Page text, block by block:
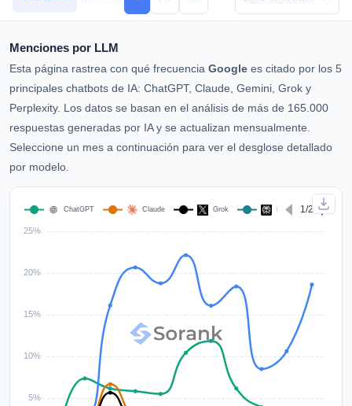
Menciones por LLM
Esta página rastrea con qué frecuencia Google es citado por los 5
principales chatbots de IA: ChatGPT, Claude, Gemini, Grok y
Perplexity. Los datos se basan en el análisis de más de 165.000
respuestas generadas por IA y se actualizan mensualmente.
Seleccione un mes a continuación para ver el desglose detallado
por modelo.